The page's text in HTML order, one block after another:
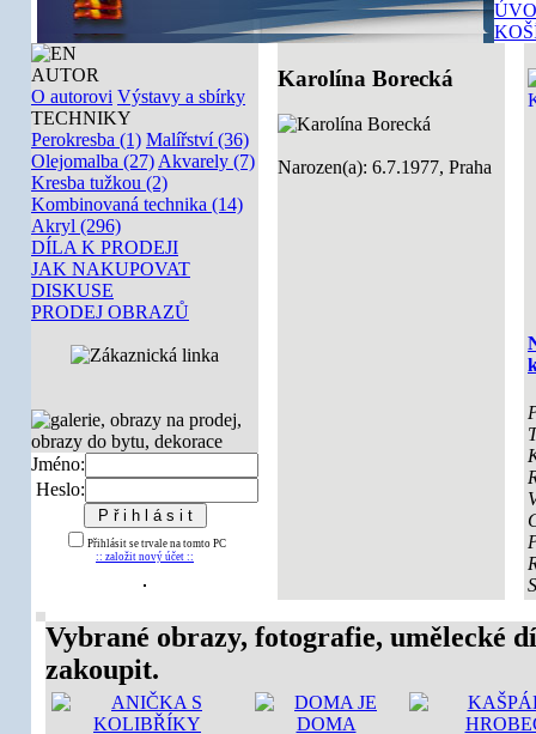
AUTOR
O autorovi Výstavy a sbírky
TECHNIKY
Perokresba (1) Malířství (36)
Olejomalba (27) Akvarely (7)
Kresba tužkou (2)
Kombinovaná technika (14)
Akryl (296)
DÍLA K PRODEJI
JAK NAKUPOVAT
DISKUSE
PRODEJ OBRAZŮ
Jméno:
Heslo:
Přihlásit se trvale na tomto PC
:: založit nový účet ::
Karolína Borecká
Narozen(a): 6.7.1977, Praha
Vybrané obrazy, fotografie, umělecké
zakoupit.